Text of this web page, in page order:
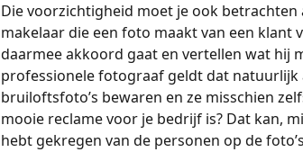
Die voorzichtigheid moet je ook
makelaar die een foto maakt van een
daarmee akkoord gaat en vertellen wat hij
professionele fotograaf geldt dat natuurlijk
bruiloftsfoto’s bewaren en ze misschien
mooie reclame voor je bedrijf is? Dat kan,
hebt gekregen van de personen op de